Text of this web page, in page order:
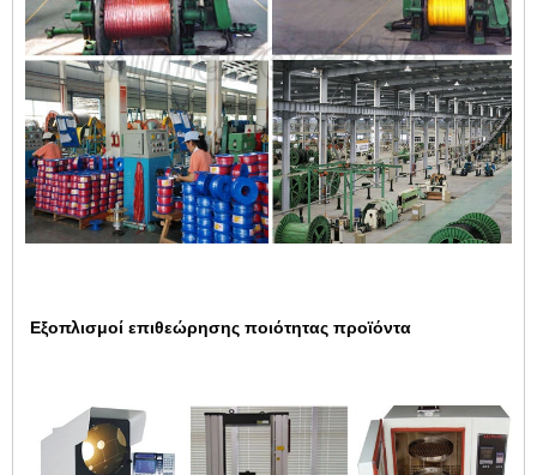
Εξοπλισμοί επιθεώρησης ποιότητας προϊόντα